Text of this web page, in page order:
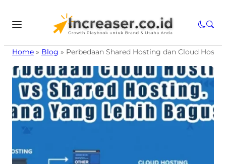
Home » Blog » Perbedaan Shared Hosting dan Cloud